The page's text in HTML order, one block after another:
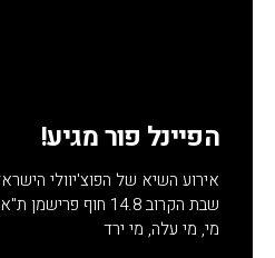
הפיינל פור מגיע!
אירוע השיא של הפוצ'יוולי
שבת הקרוב 14.8 חוף
מי, מי עלה, מי ירד